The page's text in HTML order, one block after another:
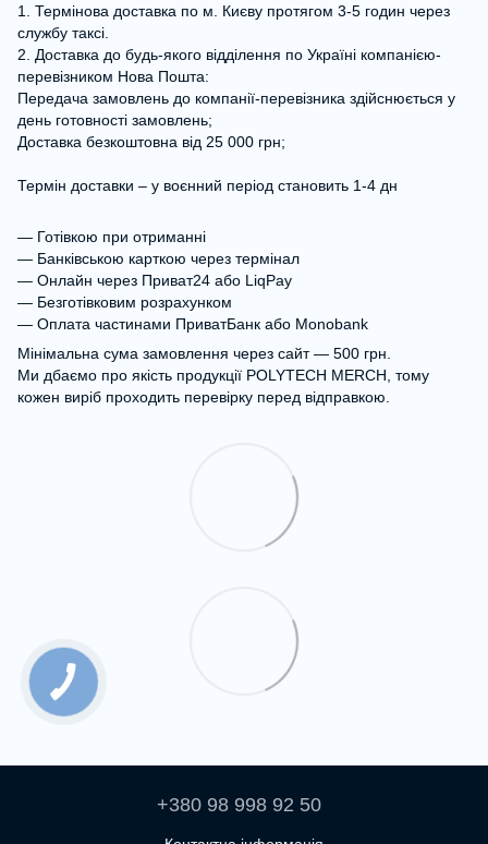
1. Термінова доставка по м. Києву протягом 3-5 годин через
службу таксі.
2. Доставка до будь-якого відділення по Україні компанією-
перевізником Нова Пошта:
Передача замовлень до компанії-перевізника здійснюється у
день готовності замовлень;
Доставка безкоштовна від 25 000 грн;
Термін доставки – у воєнний період становить 1-4 дн
— Готівкою при отриманні
— Банківською карткою через термінал
— Онлайн через Приват24 або LiqPay
— Безготівковим розрахунком
— Оплата частинами ПриватБанк або Monobank
Мінімальна сума замовлення через сайт — 500 грн.
Ми дбаємо про якість продукції POLYTECH MERCH, тому
кожен виріб проходить перевірку перед відправкою.
+380 98 998 92 50